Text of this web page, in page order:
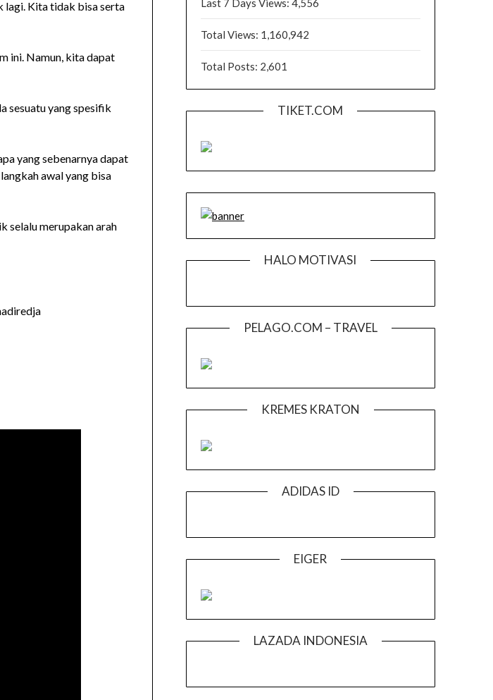
lagi. Kita tidak bisa serta
ini. Namun, kita dapat
sesuatu yang spesifik
yang sebenarnya dapat
awal yang bisa
selalu merupakan arah
Last 7 Days Views: 4,556
Total Views: 1,160,942
Total Posts: 2,601
TIKET.COM
HALO MOTIVASI
PELAGO.COM – TRAVEL
KREMES KRATON
ADIDAS ID
EIGER
LAZADA INDONESIA